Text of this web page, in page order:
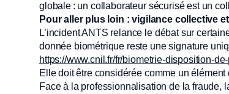
globale : un collaborateur sécurisé est un
Pour aller plus loin : vigilance collective
L’incident ANTS relance le débat sur
donnée biométrique reste une signature
https://www.cnil.fr/fr/biometrie-disposition-
Elle doit être considérée comme un
Face à la professionnalisation de la fraude,